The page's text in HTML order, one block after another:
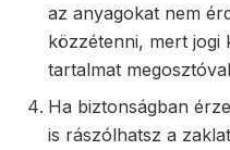
az anyagokat nem
közzétenni, mert jogi
tartalmat
Ha biztonságban
is rászólhatsz a